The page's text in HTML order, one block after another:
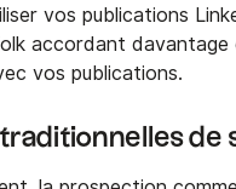
vos publications
accordant
vos publications.
de